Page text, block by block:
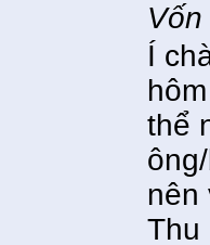
Í
thể
nên
Thu